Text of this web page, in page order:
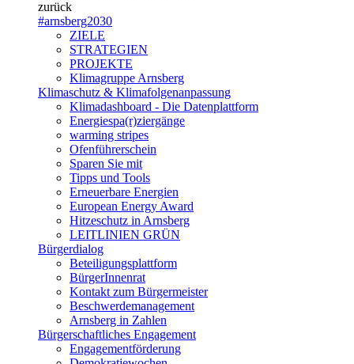
zurück
#arnsberg2030
ZIELE
STRATEGIEN
PROJEKTE
Klimagruppe Arnsberg
Klimaschutz & Klimafolgenanpassung
Klimadashboard - Die Datenplattform
Energiespa(r)ziergänge
warming stripes
Ofenführerschein
Sparen Sie mit
Tipps und Tools
Erneuerbare Energien
European Energy Award
Hitzeschutz in Arnsberg
LEITLINIEN GRÜN
Bürgerdialog
Beteiligungsplattform
BürgerInnenrat
Kontakt zum Bürgermeister
Beschwerdemanagement
Arnsberg in Zahlen
Bürgerschaftliches Engagement
Engagementförderung